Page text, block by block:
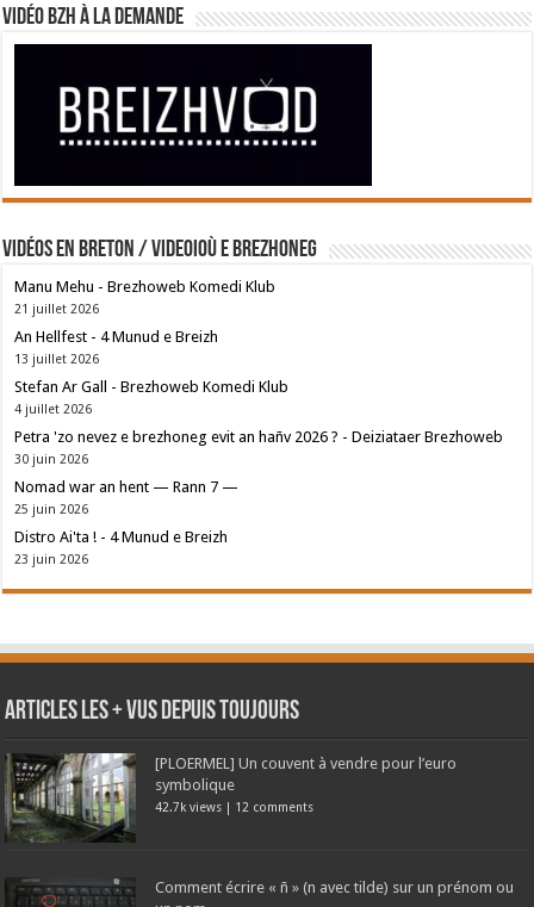
Vidéo BZH à la demande
Vidéos en breton / Videoioù e brezhoneg
Manu Mehu - Brezhoweb Komedi Klub
21 juillet 2026
An Hellfest - 4 Munud e Breizh
13 juillet 2026
Stefan Ar Gall - Brezhoweb Komedi Klub
4 juillet 2026
Petra 'zo nevez e brezhoneg evit an hañv 2026 ? - Deiziataer Brezhoweb
30 juin 2026
Nomad war an hent — Rann 7 —
25 juin 2026
Distro Ai'ta ! - 4 Munud e Breizh
23 juin 2026
Articles les + vus depuis toujours
[PLOERMEL] Un couvent à vendre pour l’euro
symbolique
42.7k views | 12 comments
Comment écrire « ñ » (n avec tilde) sur un prénom ou